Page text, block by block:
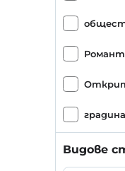
градина
Видове